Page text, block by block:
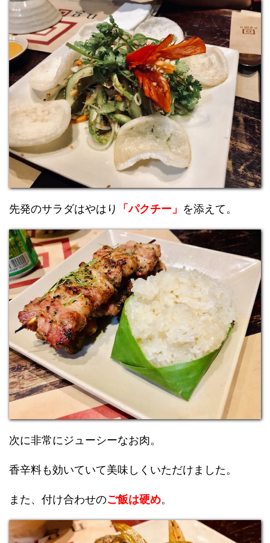
先発のサラダはやはり 「パクチー」 を添えて。
次に非常にジューシーなお肉。
香辛料も効いていて美味しくいただけました。
また、付け合わせのご飯は硬め。